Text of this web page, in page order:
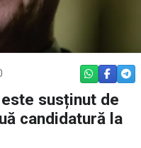
WHATSAPP
susținut de
candidatură la